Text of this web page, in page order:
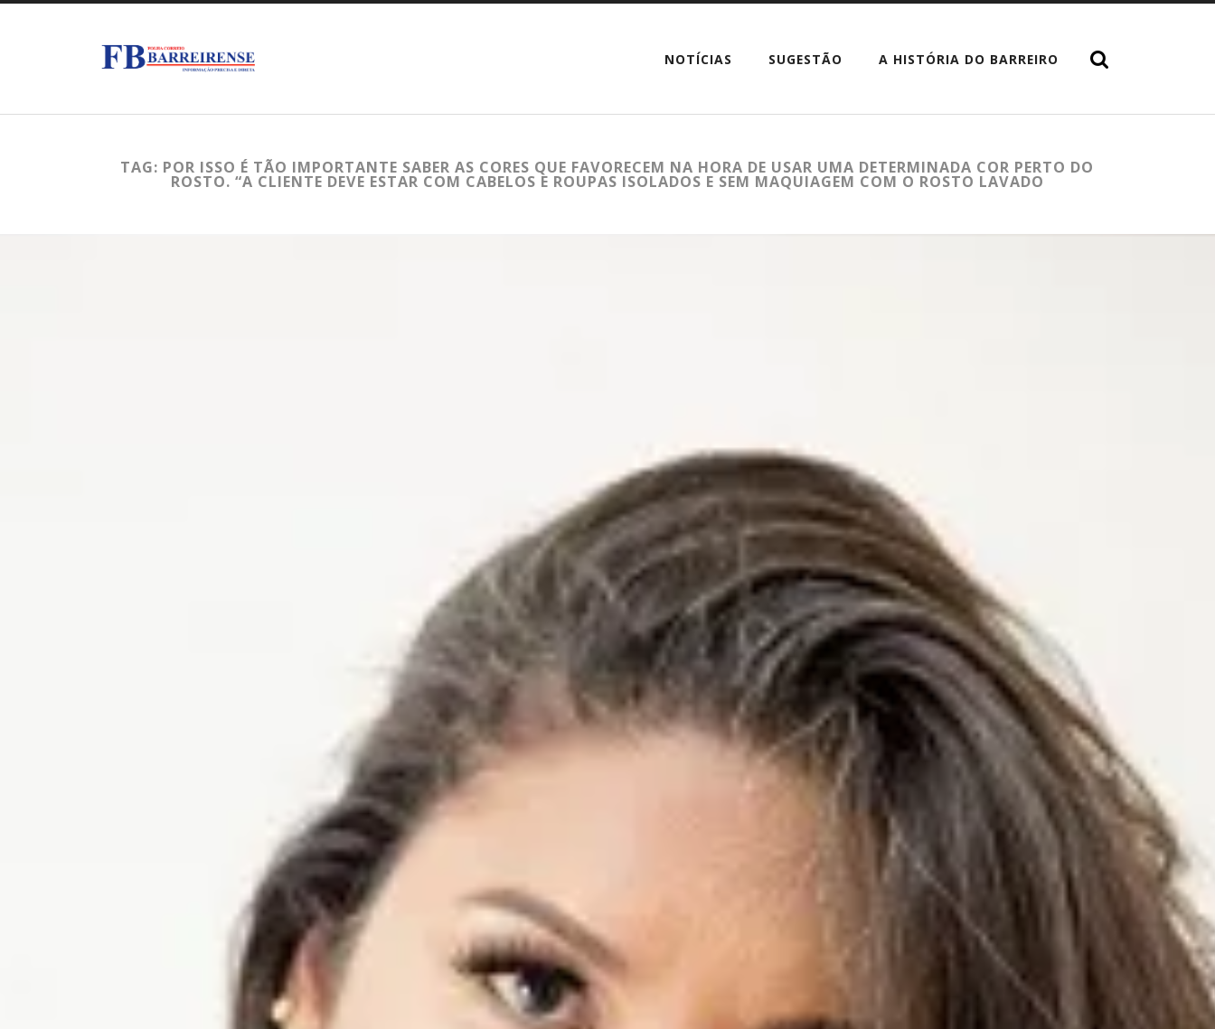
NOTÍCIAS SUGESTÃO A HISTÓRIA DO BARREIRO
TAG: POR ISSO É TÃO IMPORTANTE SABER AS CORES QUE FAVORECEM NA HORA DE USAR UMA DETERMINADA COR PERTO DO
ROSTO. “A CLIENTE DEVE ESTAR COM CABELOS E ROUPAS ISOLADOS E SEM MAQUIAGEM COM O ROSTO LAVADO